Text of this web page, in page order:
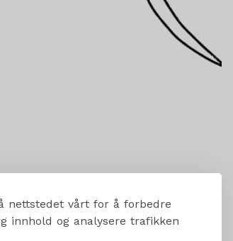
nettstedet vårt for å forbedre
innhold og analysere trafikken